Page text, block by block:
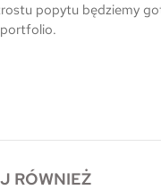
popytu będziemy
RÓWNIEŻ